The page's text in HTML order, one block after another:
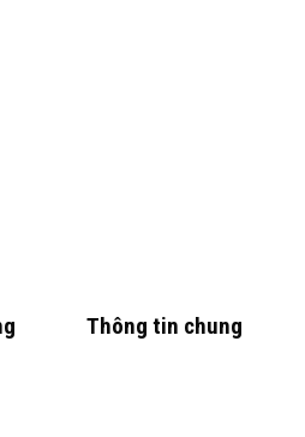
Thông tin chung